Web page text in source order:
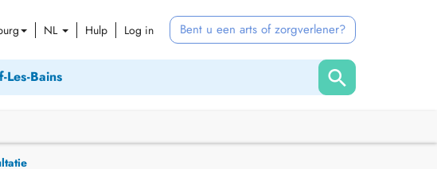
NL Hulp Log in Bent u een arts of zorgverlener?